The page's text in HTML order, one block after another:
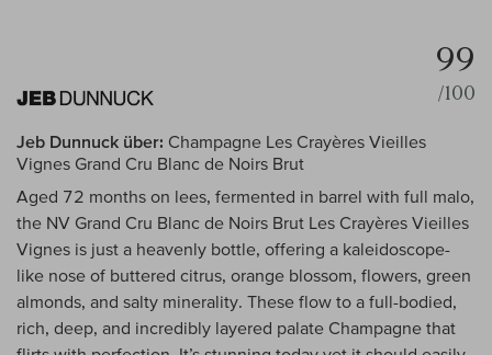
99
/100
Jeb Dunnuck über: Champagne Les Crayères Vieilles
Vignes Grand Cru Blanc de Noirs Brut
Aged 72 months on lees, fermented in barrel with full malo,
the NV Grand Cru Blanc de Noirs Brut Les Crayères Vieilles
Vignes is just a heavenly bottle, offering a kaleidoscope-
like nose of buttered citrus, orange blossom, flowers, green
almonds, and salty minerality. These flow to a full-bodied,
rich, deep, and incredibly layered palate Champagne that